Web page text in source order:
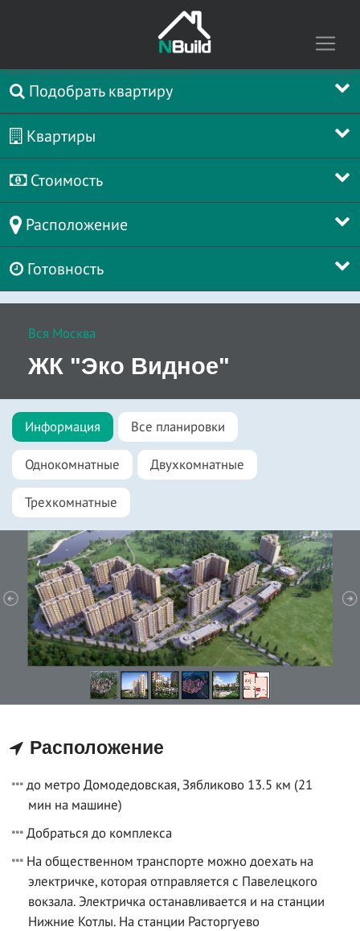
Подобрать квартиру
Квартиры
Стоимость
Расположение
Готовность
Вся Москва
ЖК "Эко Видное"
Информация Все планировки
Однокомнатные Двухкомнатные
Трехкомнатные
Расположение
до метро Домодедовская, Зябликово 13.5 км (21
мин на машине)
Добраться до комплекса
На общественном транспорте можно доехать на
электричке, которая отправляется с Павелецкого
вокзала. Электричка останавливается и на станции
Нижние Котлы. На станции Расторгуево